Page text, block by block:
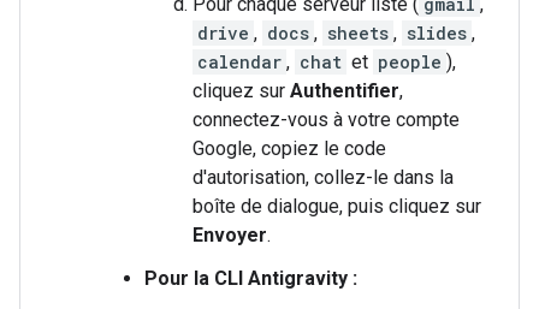
drive , docs , sheets , slides ,
calendar , chat et people ),
cliquez sur Authentifier,
connectez-vous à votre compte
Google, copiez le code
d'autorisation, collez-le dans la
boîte de dialogue, puis cliquez sur
Envoyer.
Pour la CLI Antigravity :